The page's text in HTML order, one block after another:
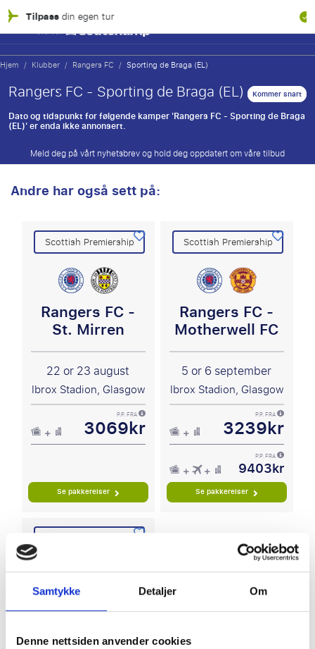
Samtykke Detaljer Om
Denne nettsiden anvender cookies
tur 100 % finansiell
Hjem / Klubber / Rangers FC / Sporting de Braga (EL)
Rangers FC - Sporting de Braga (EL) Kommer snart
Dato og tidspunkt for følgende kamper 'Rangers FC - Sporting de Braga
(EL)' er enda ikke annonsert.
Meld deg på vårt nyhetsbrev og hold deg oppdatert om våre tilbud
Andre har også sett på:
Scottish Premiership
Rangers FC -
St. Mirren
22 or 23 august
Ibrox Stadion, Glasgow
P.P. FRA
3069kr
Se pakkereiser
Scottish Premiership
Rangers FC -
Motherwell FC
5 or 6 september
Ibrox Stadion, Glasgow
P.P. FRA
3239kr
P.P. FRA
9403kr
Se pakkereiser
Scottish Premiership
Rangers FC -